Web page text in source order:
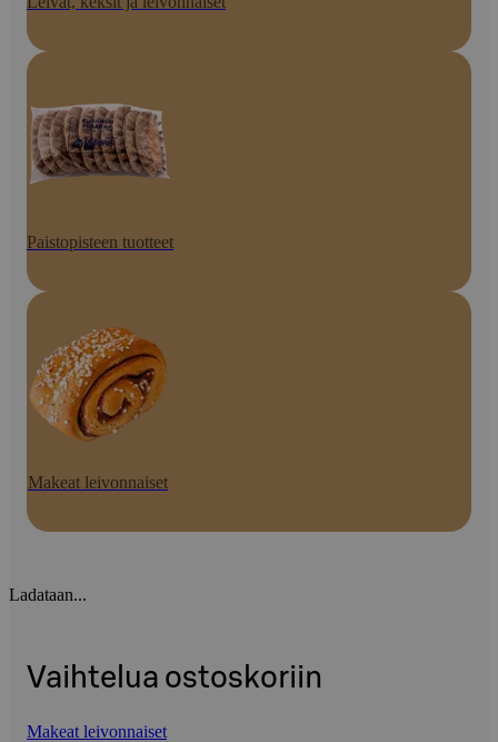
Paistopisteen tuotteet
Makeat leivonnaiset
Ladataan...
Vaihtelua ostoskoriin
Makeat leivonnaiset